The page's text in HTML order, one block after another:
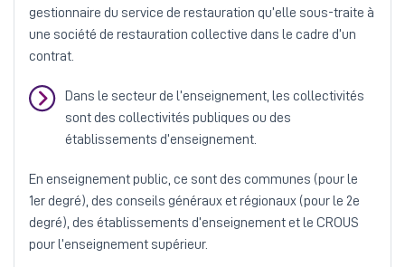
gestionnaire du service de restauration qu’elle sous-traite à
une société de restauration collective dans le cadre d’un
contrat.
Dans le secteur de l’enseignement, les collectivités
sont des collectivités publiques ou des
établissements d’enseignement.
En enseignement public, ce sont des communes (pour le
1er degré), des conseils généraux et régionaux (pour le 2e
degré), des établissements d’enseignement et le CROUS
pour l’enseignement supérieur.